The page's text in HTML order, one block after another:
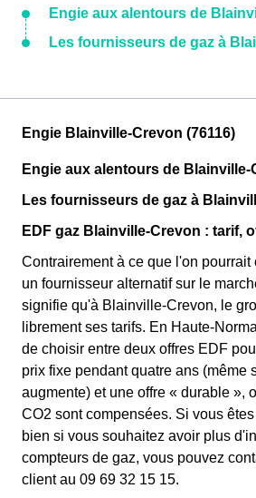
Engie aux alentours de
Les fournisseurs de gaz à
Engie Blainville-Crevon (76116)
Engie aux alentours de Blainville-
Les fournisseurs de gaz à
EDF gaz Blainville-Crevon : tarif,
Contrairement à ce que l'on pourrait
un fournisseur alternatif sur le
signifie qu'à Blainville-Crevon, le
librement ses tarifs. En Haute-
de choisir entre deux offres EDF
prix fixe pendant quatre ans (même
augmente) et une offre « durable »,
CO2 sont compensées. Si vous
bien si vous souhaitez avoir plus
compteurs de gaz, vous pouvez
client au 09 69 32 15 15.